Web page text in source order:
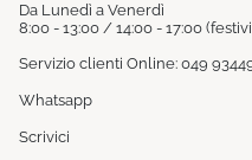
Da Lunedì a Venerdì
8:00 - 13:00 / 14:00 - 17:00
Servizio clienti Online: 049
Whatsapp
Scrivici